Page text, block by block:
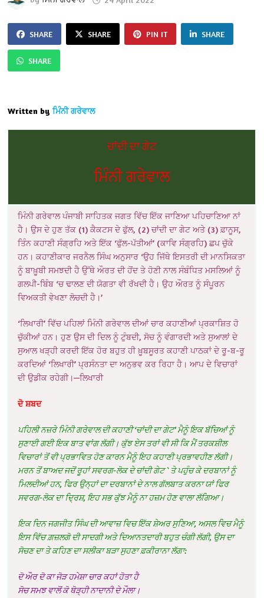
SHARE SHARE PIN IT SHARE
SHARE
Written by ਮਿੰਨੀ ਗਰੇਵਾਲ
ਚਾਂਦੀ ਦਾ ਗੇਟ
ਮਿੰਨੀ ਗਰੇਵਾਲ
ਮਿੰਨੀ ਗਰੇਵਾਲ ਪੰਜਾਬੀ ਸਾਹਿਤਕ ਜਗਤ ਵਿੱਚ ਇੱਕ ਜਾਣਿਆ ਪਹਿਚਾਣਿਆ ਨਾਂ
ਹੈ। ਉਸ ਦੇ ਹੁਣ ਤੱਕ (1) ਕੈਕਟਸ ਦੇ ਫੁੱਲ, (2) ਚਾਂਦੀ ਦਾ ਗੇਟ ਅਤੇ (3) ਫ਼ਾਨੂਸ,
ਤਿੰਨ ਕਹਾਣੀ ਸੰਗ੍ਰਹਿ ਅਤੇ ਇੱਕ ‘ਫੁੱਲ-ਪੱਤੀਆਂ’ (ਕਾਵਿ ਸੰਗ੍ਰਹਿ) ਛਪ ਚੁੱਕੇ
ਹਨ। ਕਹਾਣੀਕਾਰ ਜਰਨੈਲ ਸਿੰਘ ਅਨੁਸਾਰ ‘ਉਹ ਜਿੱਥੇ ਇਸਤਰੀ ਦੀ ਮਾਨਸਿਕਤਾ
ਨੂੰ ਬਾਖ਼ੂਬੀ ਸਮਝਦੀ ਹੈ ਉੱਥੇ ਔਰਤ ਦੀ ਹੋਂਦ ਤੇ ਹੋਣੀ ਨਾਲ ਸੰਬੰਧਿਤ ਮਸਲਿਆਂ ਨੂੰ
ਗਲਪੀ-ਬਿੰਬ ‘ਚ ਢਾਲਣ ਦੀ ਯੋਗਤਾ ਵੀ ਰੱਖਦੀ ਹੈ। ਉਹ ਔਰਤ ਨੂੰ ਸੰਪੂਰਨ
ਵਿਅਕਤੀ ਵੇਖਣਾ ਲੋਚਦੀ ਹੈ।’
‘ਲਿਖਾਰੀ’ ਵਿੱਚ ਪਹਿਲਾਂ ਮਿੰਨੀ ਗਰੇਵਾਲ ਦੀਆਂ ਚਾਰ ਕਹਾਣੀਆਂ ਪ੍ਰਕਾਸ਼ਿਤ ਹੋ
ਚੁੱਕੀਆਂ ਹਨ। ਹੁਣ ਉਸ ਦੀ ਦਿਲ ਨੂੰ ਟੁੰਬਦੀ, ਸੋਚ ਨੂੰ ਵੰਗਾਰਦੀ ਅਤੇ ਸੁਆਲਾਂ ਦੇ
ਸੁਆਲ ਖੜ੍ਹੀ ਕਰਦੀ ਇੱਕ ਹੋਰ ਬਹੁਤ ਹੀ ਖ਼ੂਬਸੂਰਤ ਕਹਾਣੀ ਪਾਠਕਾਂ ਦੇ ਰੂ-ਬ-ਰੂ
ਕਰਦਿਆਂ ‘ਲਿਖਾਰੀ’ ਪ੍ਰਸੰਨਤਾ ਦਾ ਅਨੁਭਵ ਕਰ ਰਿਹਾ ਹੈ। ਆਪ ਦੇ ਵਿਚਾਰਾਂ
ਦੀ ਉਡੀਕ ਰਹੇਗੀ।—ਲਿਖਾਰੀ
ਦੋ ਸ਼ਬਦ
ਪਹਿਲੀ ਨਜ਼ਰੇ ਮਿੰਨੀ ਗਰੇਵਾਲ ਦੀ ਕਹਾਣੀ ‘ਚਾਂਦੀ ਦਾ ਗੇਟ’ ਮੈਨੂੰ ਇਕ ਬੱਚਿਆਂ ਨੂੰ
ਸੁਣਾਈ ਗਈ ਇਕ ਬਾਤ ਵਾਂਗ ਲੱਗੀ। ਕੁੱਝ ਏਸ ਤਰਾਂ ਵੀ ਸੀ ਕਿ ਮੈਂ ਤਰਕਸ਼ੀਲ
ਵਿਚਾਰਾਂ ਤੋਂ ਵੀ ਪ੍ਰਭਾਵਿਤ ਹੋਣ ਕਾਰਨ ਮੈਨੂੰ ਇਹ ਕਹਾਣੀ ਪ੍ਰਭਾਵਹੀਣ ਲੱਗੀ।
ਮਰਨ ਤੋਂ ਬਾਅਦ ਜਦੋਂ ਰੂਹਾਂ ਸਵਰਗ-ਲੋਕ ਦੇ ਚਾਂਦੀ ਗੇਟ `ਤੇ ਪਹੁੰਚ ਕੇ ਦਰਬਾਨਾਂ ਨੂੰ
ਮਿਲਦੀਆਂ ਹਨ, ਫਿਰ ਉਨ੍ਹਾਂ ਦਾ ਦਰਬਾਨਾਂ ਦੇ ਨਾਲ ਗੱਲਬਾਤ ਕਰਨਾ ਯਾਂ ਫਿਰ
ਸਵਰਗ-ਲੋਕ ਦਾ ਦ੍ਰਿਸ਼, ਇਹ ਸਭ ਕੁੱਝ ਮੈਨੂੰ ਨਾ ਹਜ਼ਮ ਹੋਣ ਵਾਲਾ ਲੱਗਿਆ।
ਇਕ ਦਿਨ ਜਗਜੀਤ ਸਿੰਘ ਦੀ ਆਵਾਜ਼ ਵਿਚ ਇੱਕ ਸ਼ੇਅਰ ਸੁਣਿਆ, ਅਸਲ ਵਿਚ ਮੈਨੂੰ
ਇਸ ਵਿੱਚ ਗ਼ਜ਼ਲਗੋ ਦੀ ਸਾਦਗੀ ਅਤੇ ਦਿਆਨਤਦਾਰੀ ਬਹੁਤ ਚੰਗੀ ਲੱਗੀ, ਉਸ ਦਾ
ਸੋਚਣ ਦਾ ਤੇ ਕਹਿਣ ਦਾ ਸਲੀਕਾ ਬੜਾ ਸੁਹਣਾ ਫ਼ਕੀਰਾਨਾ ਲੱਗਾ:
ਦੋ ਔਰ ਦੋ ਕਾ ਜੋੜ ਹਮੇਸ਼ਾ ਚਾਰ ਕਹਾਂ ਹੋਤਾ ਹੈ
ਸੋਚ ਸਮਝ ਵਾਲੋਂ ਕੋ ਥੋੜ੍ਹੀ ਨਾਦਾਨੀ ਦੇ ਮੌਲਾ।